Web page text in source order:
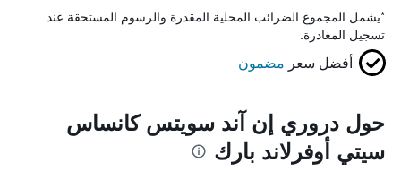
*يشمل المجموع الضرائب المحلية المقدرة والرسوم المستحقة عند
تسجيل المغادرة.
أفضل سعر مضمون
حول دروري إن آند سويتس كانساس
سيتي أوفرلاند بارك